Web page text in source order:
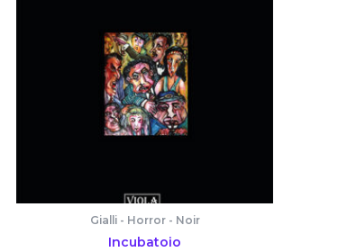
Gialli - Horror - Noir
Incubatoio